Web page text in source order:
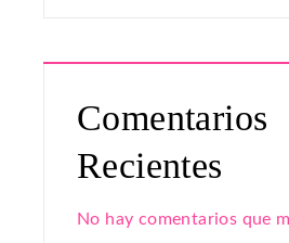
Comentarios
Recientes
No hay comentarios que